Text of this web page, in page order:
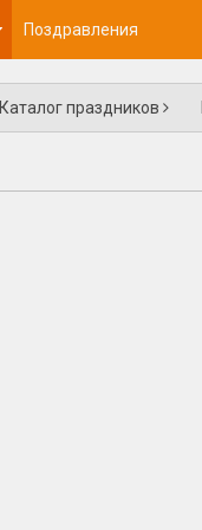
Поздравления
Каталог праздников